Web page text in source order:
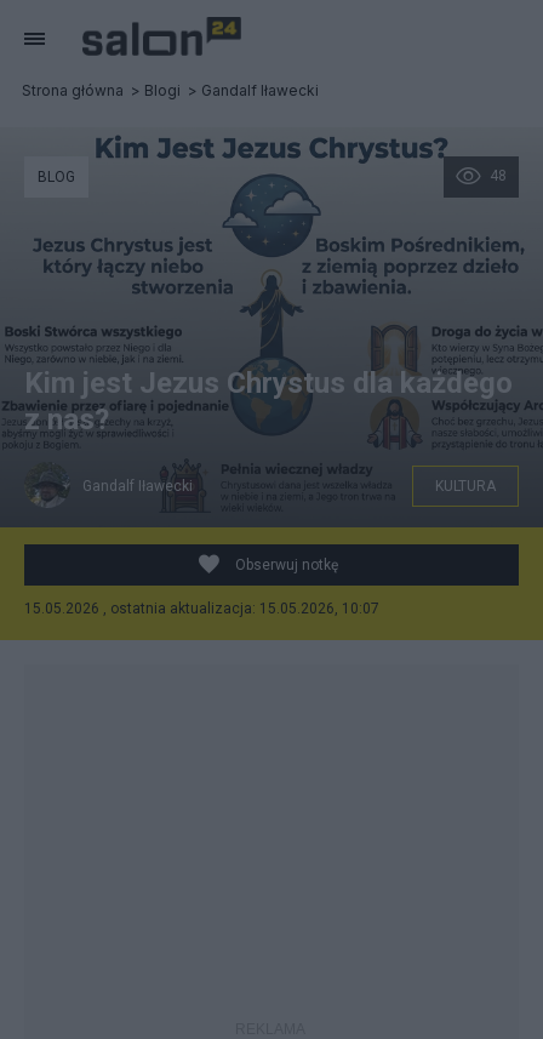
Strona główna Blogi Gandalf Iławecki
Źródła własne
48
BLOG
Kim jest Jezus Chrystus dla każdego
z nas?
Gandalf Iławecki KULTURA
Obserwuj notkę
15.05.2026 , ostatnia aktualizacja: 15.05.2026, 10:07